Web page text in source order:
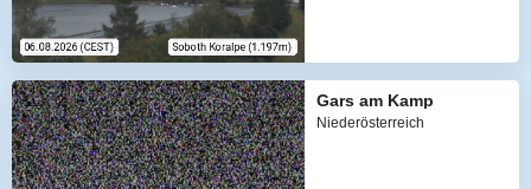
Gars am Kamp
Niederösterreich